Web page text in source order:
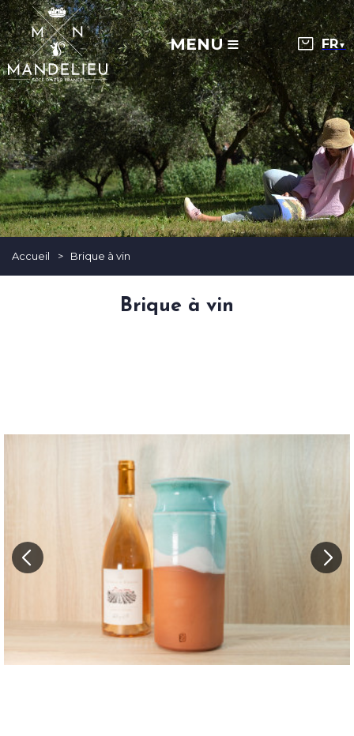
MENU ▼
Accueil > Brique à vin
Brique à vin